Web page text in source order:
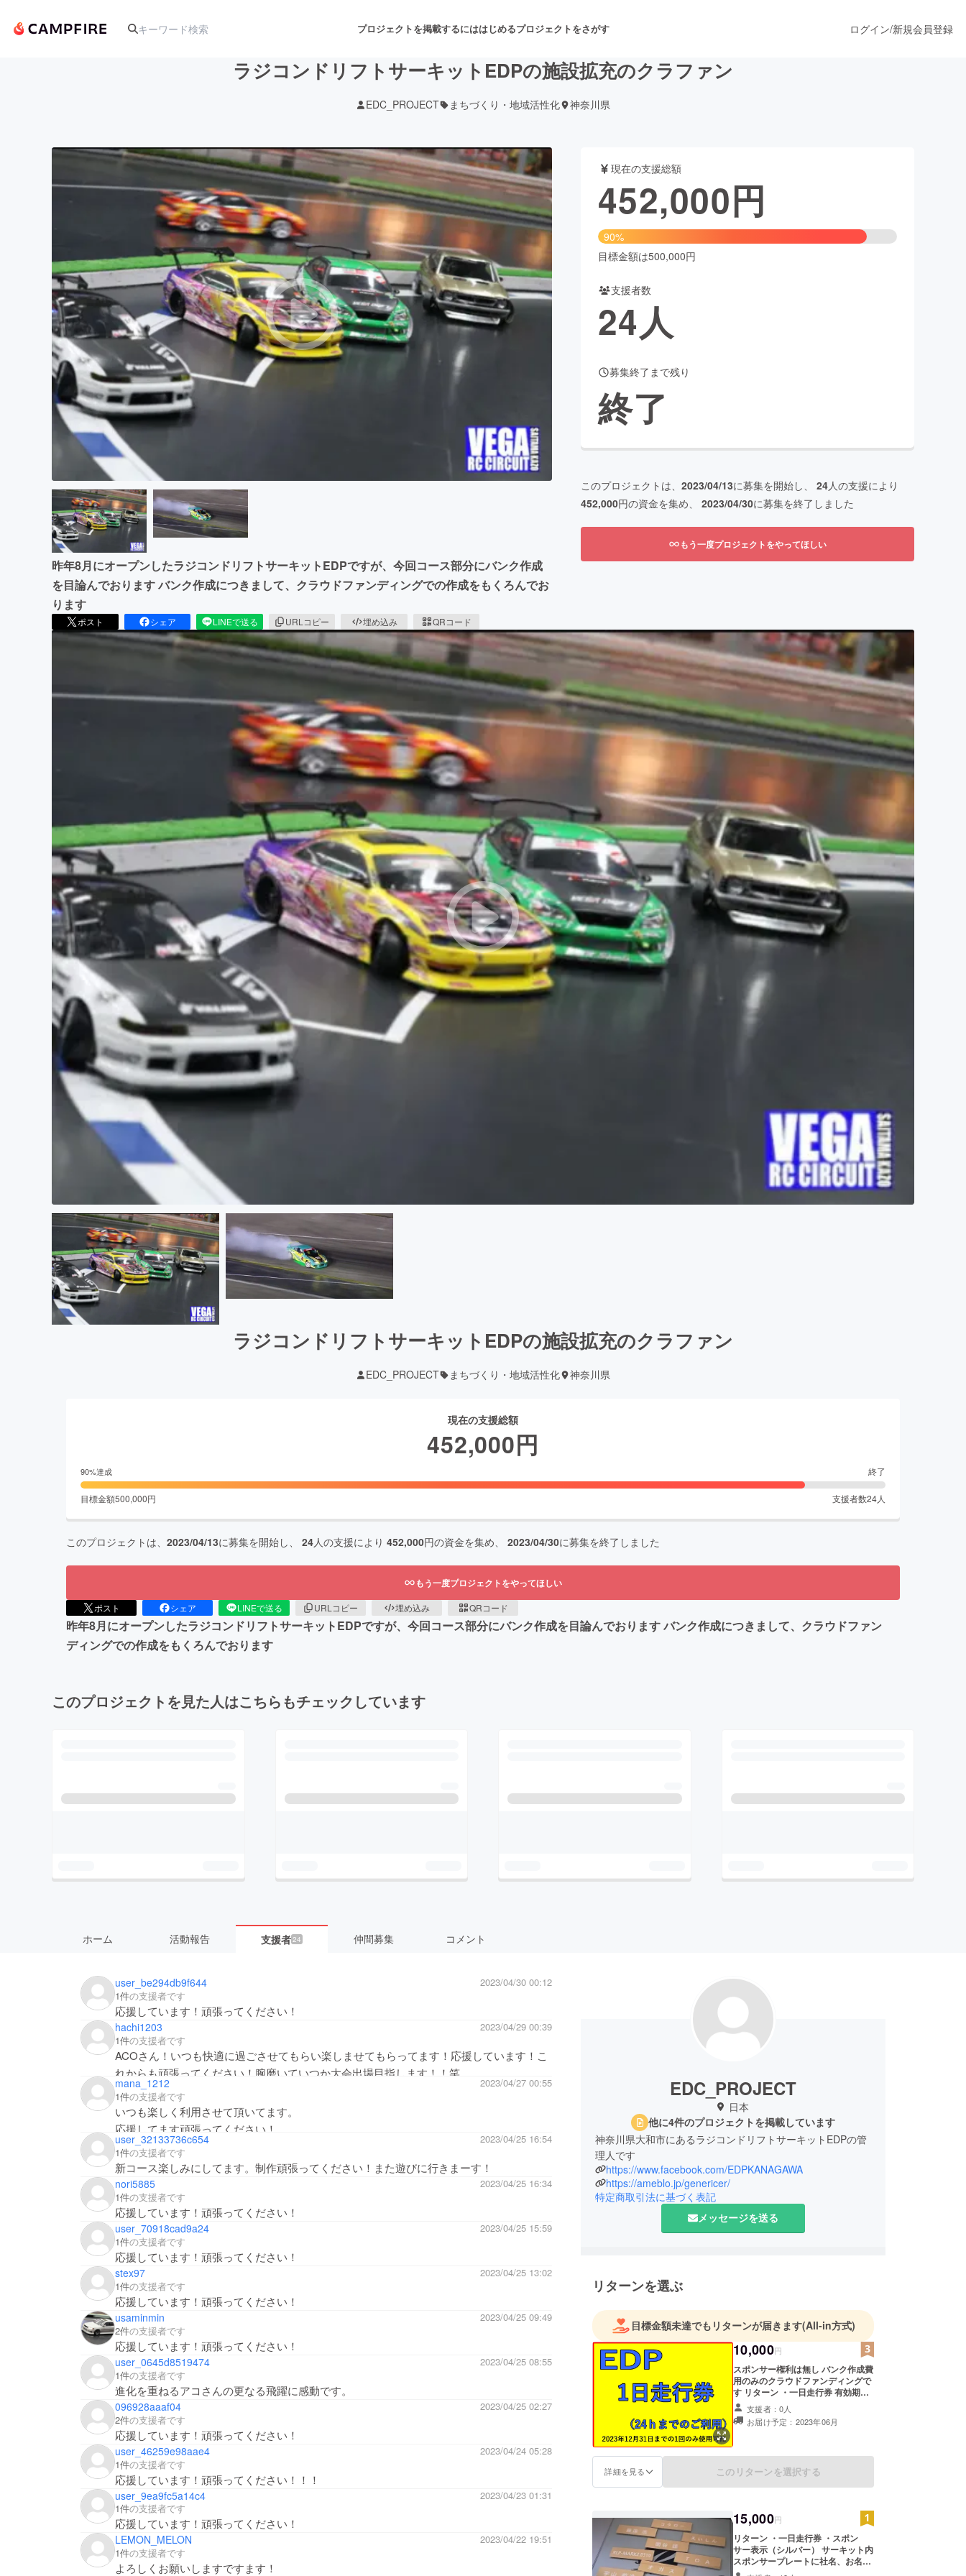
プロジェクトを掲載するにははじめるプロジェクトをさがす
アート・写真 音楽 舞台・パフォーマンス
テクノロジー・ガジェット ゲーム・サービス開発 フード・飲食店 ファッション
映像・映画 書籍・雑誌出版 アニメ・漫画
ビジネス・起業 チャレンジ ビューティー・ヘルスケア
まちづくり・地域活性化
CAMPFIRE for Social Good
ログイン/新規会員登録
ラジコンドリフトサーキットEDPの施設拡充のクラファン
EDC_PROJECT まちづくり・地域活性化 神奈川県
昨年8月にオープンしたラジコンドリフトサーキットEDPですが、今回コース部分にバンク作成
を目論んでおります バンク作成につきまして、クラウドファンディングでの作成をもくろんでお
ります
ポスト シェア LINEで送る URLコピー 埋め込み QRコード
現在の支援総額
452,000円
90%
目標金額は500,000円
支援者数
24人
募集終了まで残り
終了
このプロジェクトは、 2023/04/13に募集を開始し、 24人の支援により
452,000円の資金を集め、 2023/04/30に募集を終了しました
もう一度プロジェクトをやってほしい
ラジコンドリフトサーキットEDPの施設拡充のクラファン
EDC_PROJECT まちづくり・地域活性化 神奈川県
現在の支援総額
452,000円
90%達成 終了
目標金額500,000円 支援者数24人
このプロジェクトは、 2023/04/13に募集を開始し、 24人の支援により 452,000円の資金を集め、 2023/04/30に募集を終了しました
もう一度プロジェクトをやってほしい
ポスト シェア LINEで送る URLコピー 埋め込み QRコード
昨年8月にオープンしたラジコンドリフトサーキットEDPですが、今回コース部分にバンク作成を目論んでおります バンク作成につきまして、クラウドファン
ディングでの作成をもくろんでおります
このプロジェクトを見た人はこちらもチェックしています
ホーム 活動報告 支援者24 仲間募集 コメント
user_be294db9f644
2023/04/30 00:12
1件の支援者です
応援しています！頑張ってください！
hachi1203
2023/04/29 00:39
1件の支援者です
ACOさん！いつも快適に過ごさせてもらい楽しませてもらってます！応援しています！こ
れからも頑張ってください！腕磨いていつか大会出場目指します！！笑
mana_1212
2023/04/27 00:55
1件の支援者です
いつも楽しく利用させて頂いてます。
応援してます頑張ってください！
user_32133736c654
2023/04/25 16:54
1件の支援者です
新コース楽しみにしてます。制作頑張ってください！また遊びに行きまーす！
nori5885
2023/04/25 16:34
1件の支援者です
応援しています！頑張ってください！
user_70918cad9a24
2023/04/25 15:59
1件の支援者です
応援しています！頑張ってください！
stex97
2023/04/25 13:02
1件の支援者です
応援しています！頑張ってください！
usaminmin
2023/04/25 09:49
2件の支援者です
応援しています！頑張ってください！
user_0645d8519474
2023/04/25 08:55
1件の支援者です
進化を重ねるアコさんの更なる飛躍に感動です。
096928aaaf04
2023/04/25 02:27
2件の支援者です
応援しています！頑張ってください！
user_46259e98aae4
2023/04/24 05:28
1件の支援者です
応援しています！頑張ってください！！！
user_9ea9fc5a14c4
2023/04/23 01:31
1件の支援者です
応援しています！頑張ってください！
LEMON_MELON
2023/04/22 19:51
1件の支援者です
よろしくお願いしますですます！
EDC_PROJECT
日本
他に4件のプロジェクトを掲載しています
神奈川県大和市にあるラジコンドリフトサーキットEDPの管
理人です
https://www.facebook.com/EDPKANAGAWA
https://ameblo.jp/genericer/
特定商取引法に基づく表記
メッセージを送る
リターンを選ぶ
目標金額未達でもリターンが届きます(All-in方式)
10,000円
スポンサー権利は無し バンク作成費
用のみのクラウドファンディングで
す リターン ・一日走行券 有効期限
2023/12/31まで
支援者：0人
お届け予定：2023年06月
詳細を見る このリターンを選択する
15,000円
リターン ・一日走行券 ・スポン
サー表示（シルバー） サーキット内
スポンサープレートに社名、お名
前、ニックネームを表示させていた